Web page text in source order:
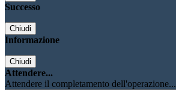
Successo
Chiudi
Informazione
Chiudi
Attendere...
Attendere il completamento dell'operazione...